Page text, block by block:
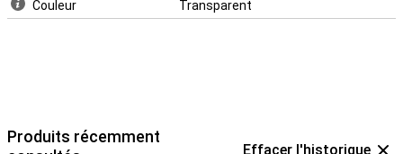
Couleur Transparent
Produits récemment
Effacer l'historique